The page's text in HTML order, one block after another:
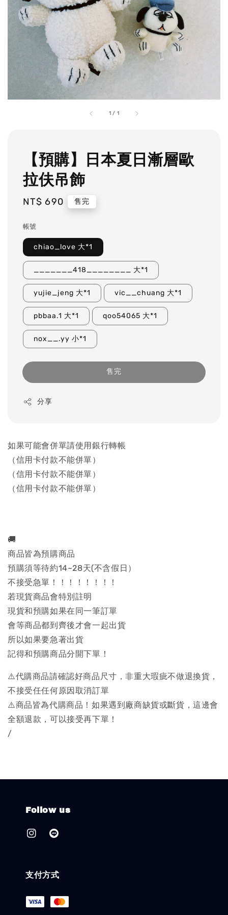
1 / 1
【預購】日本夏日漸層歐
拉伕吊飾
Regular
NT$ 690 售完
帳號
chiao_love 大*1
_______418________ 大*1
yujie_jeng 大*1 vic__chuang 大*1
pbbaa.1 大*1 qoo54065 大*1
nox__.yy 小*1
售完
分享
如果可能會併單請使用銀行轉帳
（信用卡付款不能併單）
（信用卡付款不能併單）
（信用卡付款不能併單）
🚚
商品皆為預購商品
預購須等待約14~28天(不含假日）
不接受急單！！！！！！！！
若現貨商品會特別註明
現貨和預購如果在同一筆訂單
會等商品都到齊後才會一起出貨
所以如果要急著出貨
記得和預購商品分開下單！
⚠️代購商品請確認好商品尺寸，非重大瑕疵不做退換貨，
不接受任任何原因取消訂單
⚠️商品皆為代購商品！如果遇到廠商缺貨或斷貨，這邊會
全額退款，可以接受再下單！
/
Follow us
支付方式